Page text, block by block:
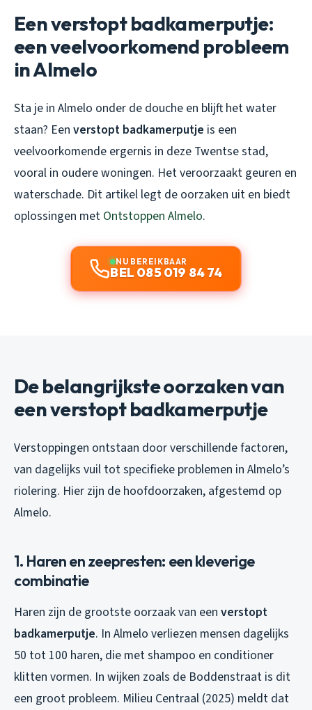
Een verstopt badkamerputje:
een veelvoorkomend probleem
in Almelo
Sta je in Almelo onder de douche en blijft het water
staan? Een verstopt badkamerputje is een
veelvoorkomende ergernis in deze Twentse stad,
vooral in oudere woningen. Het veroorzaakt geuren en
waterschade. Dit artikel legt de oorzaken uit en biedt
oplossingen met Ontstoppen Almelo.
NU BEREIKBAAR
BEL 085 019 84 74
De belangrijkste oorzaken van
een verstopt badkamerputje
Verstoppingen ontstaan door verschillende factoren,
van dagelijks vuil tot specifieke problemen in Almelo’s
riolering. Hier zijn de hoofdoorzaken, afgestemd op
Almelo.
1. Haren en zeepresten: een kleverige
combinatie
Haren zijn de grootste oorzaak van een verstopt
badkamerputje. In Almelo verliezen mensen dagelijks
50 tot 100 haren, die met shampoo en conditioner
klitten vormen. In wijken zoals de Boddenstraat is dit
een groot probleem. Milieu Centraal (2025) meldt dat